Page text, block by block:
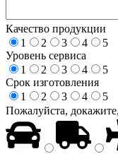
Качество продукции
1
2 3 4
5
Уровень сервиса
1
2 3 4
5
Срок изготовления
1
2 3 4
5
Пожалуйста,